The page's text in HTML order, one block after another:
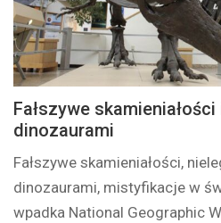
Fałszywe
dinozaurami
Fałszywe skamieniałości,
dinozaurami, mistyfikacje w
wpadka National Geographic